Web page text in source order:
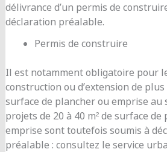
délivrance d’un permis de
déclaration préalable.
Permis de construire
Il est notamment obligatoire pour
construction ou d’extension de plus
surface de plancher ou emprise au
projets de 20 à 40 m² de surface de
emprise sont toutefois soumis à
préalable : consultez le service